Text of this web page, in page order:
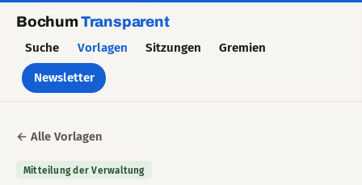
BochumTransparent
Suche Vorlagen Sitzungen Gremien
Newsletter
← Alle Vorlagen
Mitteilung der Verwaltung